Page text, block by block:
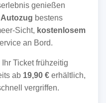
genießen
bestens
Sicht, kostenlosem
an Bord.
Ticket frühzeitig
ab 19,90 €erhältlich,
vergriffen.